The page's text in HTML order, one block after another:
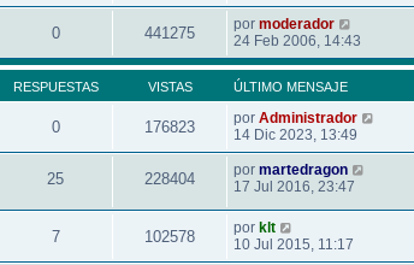
0 441275 por moderador
24 Feb 2006, 14:43
RESPUESTAS VISTAS ÚLTIMO MENSAJE
0 176823 por Administrador
14 Dic 2023, 13:49
25 228404 por martedragon
17 Jul 2016, 23:47
7 102578 por klt
10 Jul 2015, 11:17